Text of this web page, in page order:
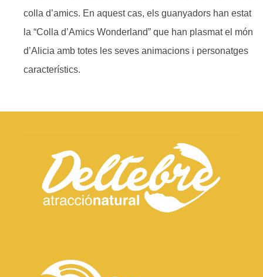
colla d’amics. En aquest cas, els guanyadors han estat
la “Colla d’Amics Wonderland” que han plasmat el món
d’Alicia amb totes les seves animacions i personatges
característics.